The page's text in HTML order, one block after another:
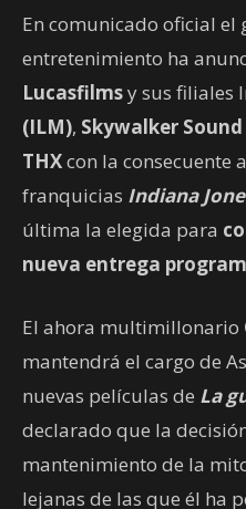
En comunicado oficial el
entretenimiento ha
Lucasfilmsy sus filiales
(ILM), Skywalker Sound
THXcon la consecuente
franquicias Indiana
última la elegida para
nueva entrega
El ahora multimillonario
mantendrá el cargo de
nuevas películas de La
declarado que la
mantenimiento de la
lejanas de las que él ha